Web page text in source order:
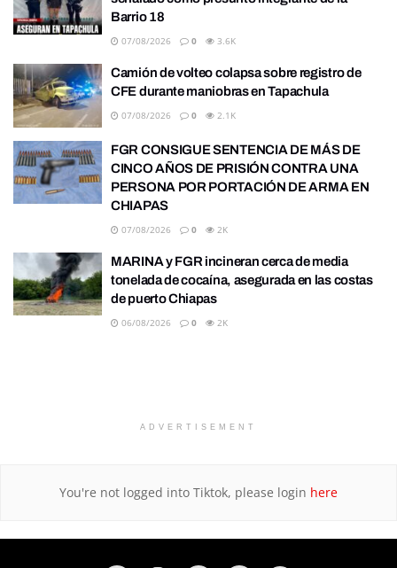
Barrio 18
07/08/2026 0 3.6K
Camión de volteo colapsa sobre registro de
CFE durante maniobras en Tapachula
07/08/2026 0 2.1K
FGR CONSIGUE SENTENCIA DE MÁS DE
CINCO AÑOS DE PRISIÓN CONTRA UNA
PERSONA POR PORTACIÓN DE ARMA EN
CHIAPAS
07/08/2026 0 2K
MARINA y FGR incineran cerca de media
tonelada de cocaína, asegurada en las costas
de puerto Chiapas
06/08/2026 0 2K
ADVERTISEMENT
You're not logged into Tiktok, please login here